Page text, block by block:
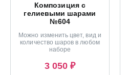
Композиция с
гелиевыми шарами
№604
Можно изменить цвет, вид и
количество шаров в любом
наборе
3 050 ₽